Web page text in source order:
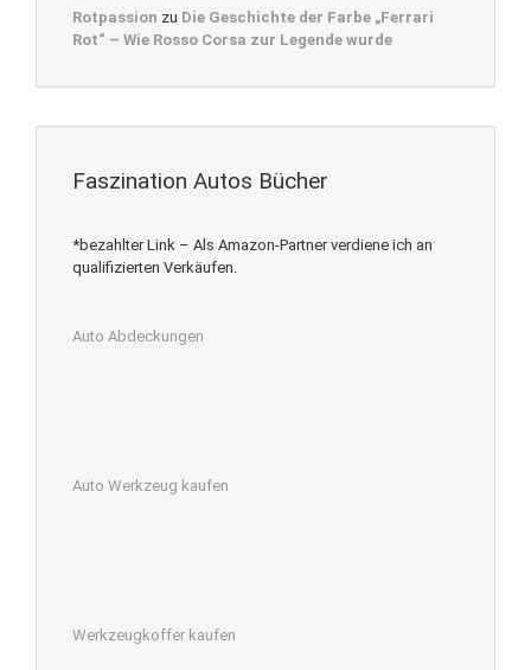
Rotpassion zu Die Geschichte der Farbe „Ferrari
Rot“ – Wie Rosso Corsa zur Legende wurde
Faszination Autos Bücher
*bezahlter Link – Als Amazon-Partner verdiene ich an
qualifizierten Verkäufen.
Auto Abdeckungen
Auto Werkzeug kaufen
Werkzeugkoffer kaufen